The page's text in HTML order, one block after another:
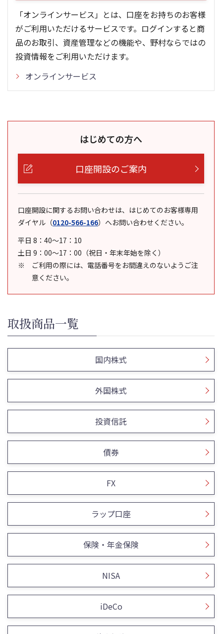
「オンラインサービス」とは、口座をお持ちのお客様
がご利用いただけるサービスです。ログインすると商
品のお取引、資産管理などの機能や、野村ならではの
投資情報をご利用いただけます。
オンラインサービス
はじめての方へ
口座開設のご案内
口座開設に関するお問い合わせは、はじめてのお客様専用
ダイヤル （0120-566-166） へお問い合わせください。
平日 8：40～17：10
土日 9：00～17：00（祝日・年末年始を除く）
ご利用の際には、電話番号をお間違えのないようご注
意ください。
取扱商品一覧
国内株式
外国株式
投資信託
債券
FX
ラップ口座
保険・年金保険
NISA
iDeCo